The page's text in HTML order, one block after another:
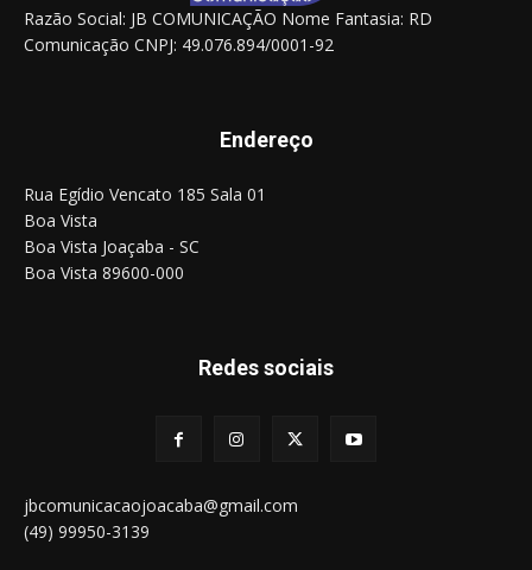
Razão Social: JB COMUNICAÇÃO Nome Fantasia: RD
Comunicação CNPJ: 49.076.894/0001-92
Endereço
Rua Egídio Vencato 185 Sala 01
Boa Vista
Boa Vista Joaçaba - SC
Boa Vista 89600-000
Redes sociais
jbcomunicacaojoacaba@gmail.com
(49) 99950-3139